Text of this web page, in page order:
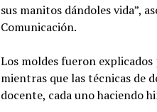
sus manitos dándoles vida”,
Comunicación.
Los moldes fueron
mientras que las técnicas de
docente, cada uno haciendo